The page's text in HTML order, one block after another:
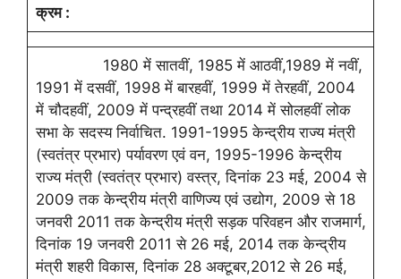
क्रम :
1980 में सातवीं, 1985 में आठवीं,1989 में नवीं,
1991 में दसवीं, 1998 में बारहवीं, 1999 में तेरहवीं, 2004
में चौदहवीं, 2009 में पन्‍द्रहवीं तथा 2014 में सोलहवीं लोक
सभा के सदस्‍य निर्वाचित. 1991-1995 केन्‍द्रीय राज्‍य मंत्री
(स्‍वतंत्र प्रभार) पर्यावरण एवं वन, 1995-1996 केन्‍द्रीय
राज्‍य मंत्री (स्‍वतंत्र प्रभार) वस्‍त्र, दिनांक 23 मई, 2004 से
2009 तक केन्‍द्रीय मंत्री वाणिज्‍य एवं उद्योग, 2009 से 18
जनवरी 2011 तक केन्‍द्रीय मंत्री सड़क परिवहन और राजमार्ग,
दिनांक 19 जनवरी 2011 से 26 मई, 2014 तक केन्‍द्रीय
मंत्री शहरी विकास, दिनांक 28 अक्‍टूबर,2012 से 26 मई,